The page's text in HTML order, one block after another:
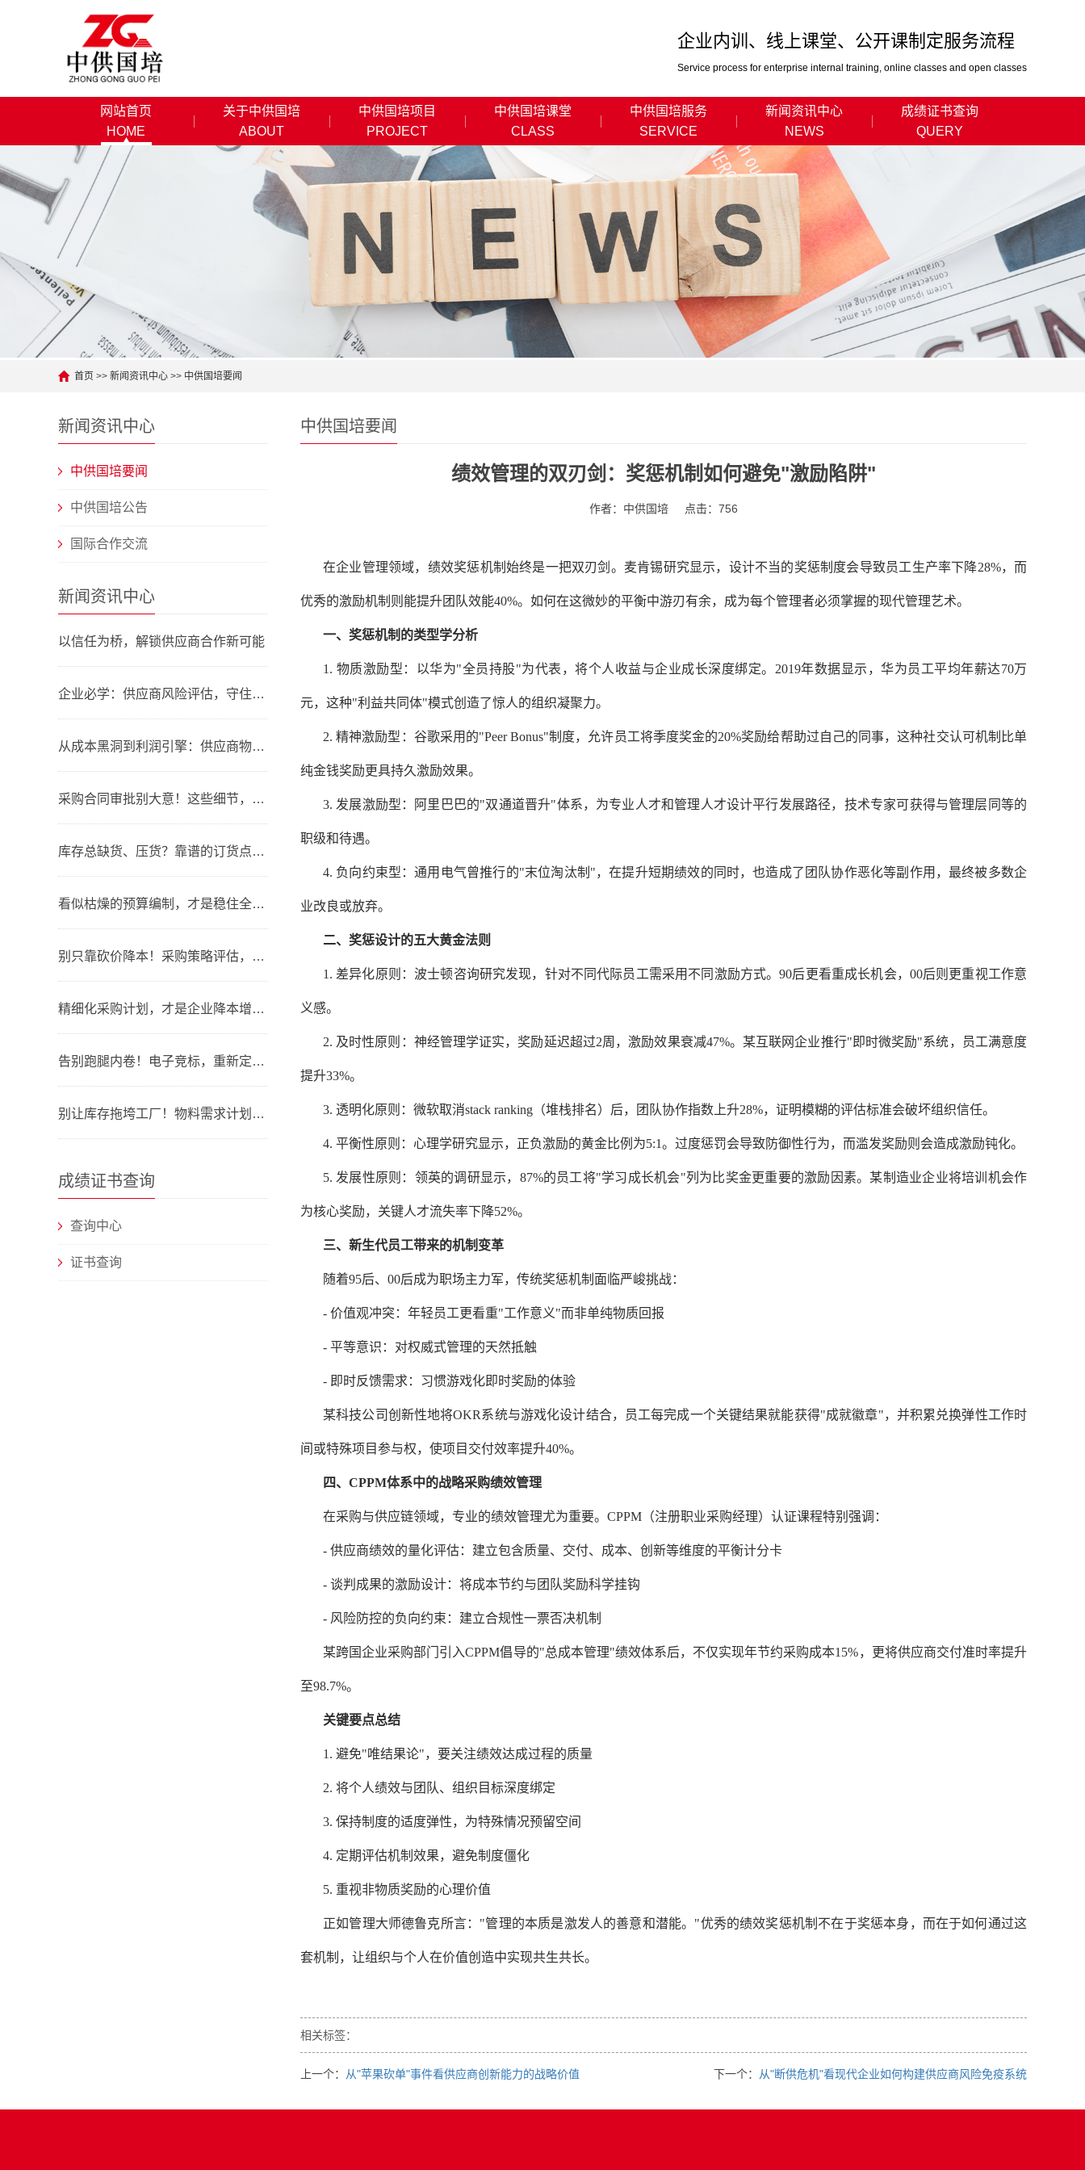
企业内训、线上课堂、公开课制定服务流程
Service process for enterprise internal training, online classes and open classes
网站首页
HOME
关于中供国培
ABOUT
中供国培项目
PROJECT
中供国培课堂
CLASS
中供国培服务
SERVICE
新闻资讯中心
NEWS
成绩证书查询
QUERY
首页 >> 新闻资讯中心 >> 中供国培要闻
新闻资讯中心
中供国培要闻
中供国培公告
国际合作交流
新闻资讯中心
以信任为桥，解锁供应商合作新可能
企业必学：供应商风险评估，守住经营安全线
从成本黑洞到利润引擎：供应商物流管理心法
采购合同审批别大意！这些细节，守住企业资金与风险底线
库存总缺货、压货？靠谱的订货点设置，才是仓储控本关键
看似枯燥的预算编制，才是稳住全年工作的底气
别只靠砍价降本！采购策略评估，才是企业隐形盈利密码
精细化采购计划，才是企业降本增效的隐形底气
告别跑腿内卷！电子竞标，重新定义招投标新生态
别让库存拖垮工厂！物料需求计划，才是生产增效核心
成绩证书查询
查询中心
证书查询
中供国培要闻
绩效管理的双刃剑：奖惩机制如何避免"激励陷阱"
作者：中供国培 点击：756
在企业管理领域，绩效奖惩机制始终是一把双刃剑。麦肯锡研究显示，设计不当的奖惩制度会导致员工生产率下降28%，而
优秀的激励机制则能提升团队效能40%。如何在这微妙的平衡中游刃有余，成为每个管理者必须掌握的现代管理艺术。
一、奖惩机制的类型学分析
1. 物质激励型 ：以华为"全员持股"为代表，将个人收益与企业成长深度绑定。2019年数据显示，华为员工平均年薪达70万
元，这种"利益共同体"模式创造了惊人的组织凝聚力。
2.精神激励型 ：谷歌采用的"Peer Bonus"制度，允许员工将季度奖金的20%奖励给帮助过自己的同事，这种社交认可机制比单
纯金钱奖励更具持久激励效果。
3. 发展激励型 ：阿里巴巴的"双通道晋升"体系，为专业人才和管理人才设计平行发展路径，技术专家可获得与管理层同等的
职级和待遇。
4. 负向约束型 ：通用电气曾推行的"末位淘汰制"，在提升短期绩效的同时，也造成了团队协作恶化等副作用，最终被多数企
业改良或放弃。
二、奖惩设计的五大黄金法则
1. 差异化原则 ：波士顿咨询研究发现，针对不同代际员工需采用不同激励方式。90后更看重成长机会，00后则更重视工作意
义感。
2. 及时性原则 ：神经管理学证实，奖励延迟超过2周，激励效果衰减47%。某互联网企业推行"即时微奖励"系统，员工满意度
提升33%。
3. 透明化原则 ：微软取消stack ranking（堆栈排名）后，团队协作指数上升28%，证明模糊的评估标准会破坏组织信任。
4. 平衡性原则 ：心理学研究显示，正负激励的黄金比例为5:1。过度惩罚会导致防御性行为，而滥发奖励则会造成激励钝化。
5. 发展性原则 ：领英的调研显示，87%的员工将"学习成长机会"列为比奖金更重要的激励因素。某制造业企业将培训机会作
为核心奖励，关键人才流失率下降52%。
三、新生代员工带来的机制变革
随着95后、00后成为职场主力军，传统奖惩机制面临严峻挑战：
- 价值观冲突：年轻员工更看重"工作意义"而非单纯物质回报
- 平等意识 ：对权威式管理的天然抵触
- 即时反馈需求 ：习惯游戏化即时奖励的体验
某科技公司创新性地将OKR系统与游戏化设计结合，员工每完成一个关键结果就能获得"成就徽章"，并积累兑换弹性工作时
间或特殊项目参与权，使项目交付效率提升40%。
四、CPPM体系中的战略采购绩效管理
在采购与供应链领域，专业的绩效管理尤为重要。CPPM（注册职业采购经理）认证课程特别强调：
- 供应商绩效的量化评估：建立包含质量、交付、成本、创新等维度的平衡计分卡
- 谈判成果的激励设计：将成本节约与团队奖励科学挂钩
- 风险防控的负向约束 ：建立合规性一票否决机制
某跨国企业采购部门引入CPPM倡导的"总成本管理"绩效体系后，不仅实现年节约采购成本15%，更将供应商交付准时率提升
至98.7%。
关键要点总结
1. 避免"唯结果论"，要关注绩效达成过程的质量
2. 将个人绩效与团队、组织目标深度绑定
3. 保持制度的适度弹性，为特殊情况预留空间
4. 定期评估机制效果，避免制度僵化
5. 重视非物质奖励的心理价值
正如管理大师德鲁克所言："管理的本质是激发人的善意和潜能。"优秀的绩效奖惩机制不在于奖惩本身，而在于如何通过这
套机制，让组织与个人在价值创造中实现共生共长。
相关标签：
上一个： 从"苹果砍单"事件看供应商创新能力的战略价值 下一个： 从"断供危机"看现代企业如何构建供应商风险免疫系统